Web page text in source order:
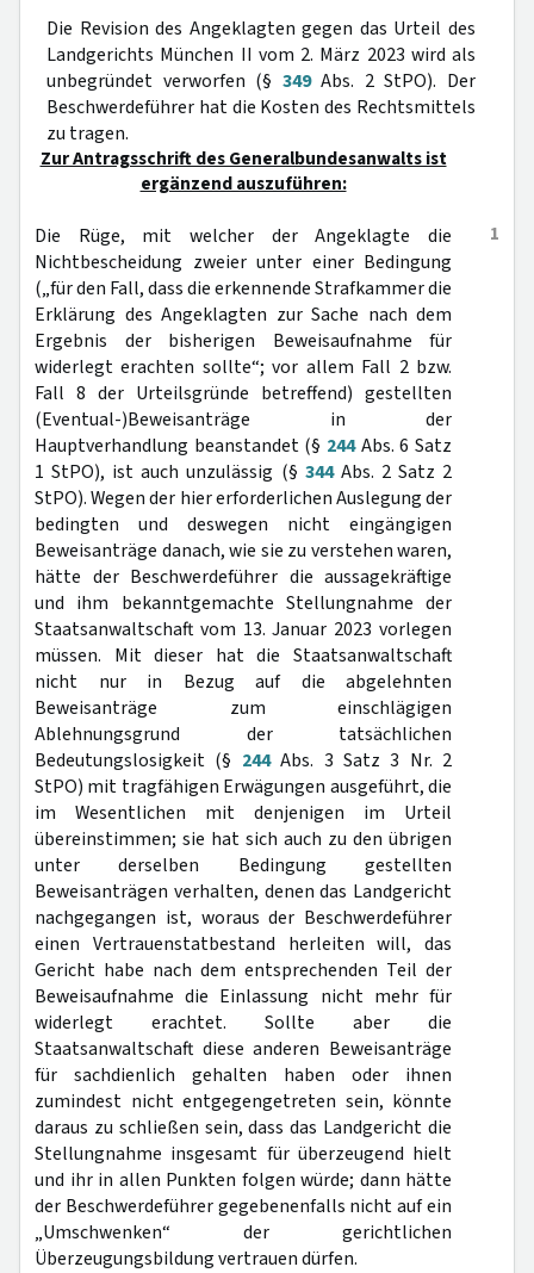
Die Revision des Angeklagten gegen das Urteil des
Landgerichts München II vom 2. März 2023 wird als
unbegründet verworfen (§ 349Abs. 2 StPO). Der
Beschwerdeführer hat die Kosten des Rechtsmittels
zu tragen.
Zur Antragsschrift des Generalbundesanwalts ist
ergänzend auszuführen:
1
Die Rüge, mit welcher der Angeklagte die
Nichtbescheidung zweier unter einer Bedingung
(„für den Fall, dass die erkennende Strafkammer die
Erklärung des Angeklagten zur Sache nach dem
Ergebnis der bisherigen Beweisaufnahme für
widerlegt erachten sollte“; vor allem Fall 2 bzw.
Fall 8 der Urteilsgründe betreffend) gestellten
(Eventual-)Beweisanträge in der
Hauptverhandlung beanstandet (§ 244Abs. 6 Satz
1 StPO), ist auch unzulässig (§ 344Abs. 2 Satz 2
StPO). Wegen der hier erforderlichen Auslegung der
bedingten und deswegen nicht eingängigen
Beweisanträge danach, wie sie zu verstehen waren,
hätte der Beschwerdeführer die aussagekräftige
und ihm bekanntgemachte Stellungnahme der
Staatsanwaltschaft vom 13. Januar 2023 vorlegen
müssen. Mit dieser hat die Staatsanwaltschaft
nicht nur in Bezug auf die abgelehnten
Beweisanträge zum einschlägigen
Ablehnungsgrund der tatsächlichen
Bedeutungslosigkeit (§ 244Abs. 3 Satz 3 Nr. 2
StPO) mit tragfähigen Erwägungen ausgeführt, die
im Wesentlichen mit denjenigen im Urteil
übereinstimmen; sie hat sich auch zu den übrigen
unter derselben Bedingung gestellten
Beweisanträgen verhalten, denen das Landgericht
nachgegangen ist, woraus der Beschwerdeführer
einen Vertrauenstatbestand herleiten will, das
Gericht habe nach dem entsprechenden Teil der
Beweisaufnahme die Einlassung nicht mehr für
widerlegt erachtet. Sollte aber die
Staatsanwaltschaft diese anderen Beweisanträge
für sachdienlich gehalten haben oder ihnen
zumindest nicht entgegengetreten sein, könnte
daraus zu schließen sein, dass das Landgericht die
Stellungnahme insgesamt für überzeugend hielt
und ihr in allen Punkten folgen würde; dann hätte
der Beschwerdeführer gegebenenfalls nicht auf ein
„Umschwenken“ der gerichtlichen
Überzeugungsbildung vertrauen dürfen.